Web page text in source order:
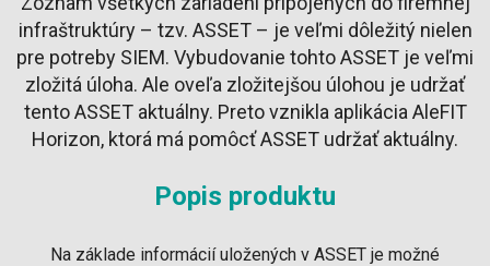
infraštruktúry – tzv. ASSET – je veľmi dôležitý nielen
pre potreby SIEM. Vybudovanie tohto ASSET je veľmi
zložitá úloha. Ale oveľa zložitejšou úlohou je udržať
tento ASSET aktuálny. Preto vznikla aplikácia AleFIT
Horizon, ktorá má pomôcť ASSET udržať aktuálny.
Popis produktu
Na základe informácií uložených v ASSET je možné